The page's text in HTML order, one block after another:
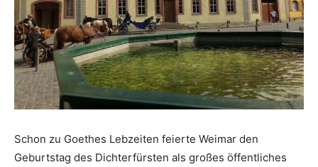
Schon zu Goethes Lebzeiten feierte Weimar den
Geburtstag des Dichterfürsten als großes öffentliches